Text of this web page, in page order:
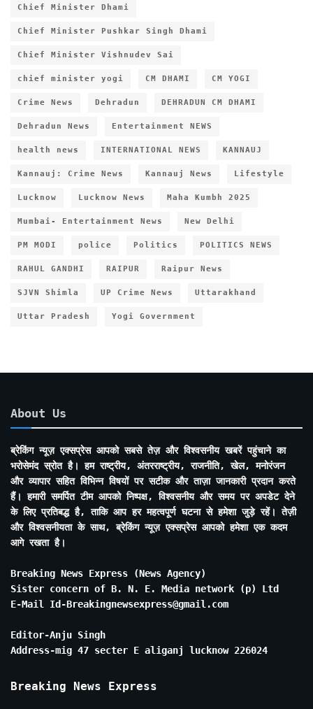
Chief Minister Dhami
Chief Minister Pushkar Singh Dhami
Chief Minister Vishnudev Sai
chief minister yogi CM DHAMI CM YOGI
Crime News Dehradun DEHRADUN CM DHAMI
Dehradun News Entertainment NEWS
health news INTERNATIONAL NEWS KANNAUJ
Kannauj: Crime News Kannauj News Lifestyle
Lucknow Lucknow News Maha Kumbh 2025
Mumbai- Entertainment News New Delhi
PM MODI police Politics POLITICS NEWS
RAHUL GANDHI RAIPUR Raipur News
SJVN Shimla UP Crime News Uttarakhand
Uttar Pradesh Yogi Government
About Us
ब्रेकिंग न्यूज़ एक्सप्रेस आपको सबसे तेज़ और विश्वसनीय खबरें पहुंचाने का
भरोसेमंद स्रोत है। हम राष्ट्रीय, अंतरराष्ट्रीय, राजनीति, खेल, मनोरंजन
और व्यापार सहित विभिन्न विषयों पर सटीक और ताज़ा जानकारी प्रदान करते
हैं। हमारी समर्पित टीम आपको निष्पक्ष, विश्वसनीय और समय पर अपडेट देने
के लिए प्रतिबद्ध है, ताकि आप हर महत्वपूर्ण घटना से हमेशा जुड़े रहें। तेज़ी
और विश्वसनीयता के साथ, ब्रेकिंग न्यूज़ एक्सप्रेस आपको हमेशा एक कदम
आगे रखता है।
Breaking News Express (News Agency)
Sister concern of B. N. E. Media network (p) Ltd
E-Mail Id-Breakingnewsexpress@gmail.com
Editor-Anju Singh
Address-mig 47 secter E aliganj lucknow 226024
Breaking News Express